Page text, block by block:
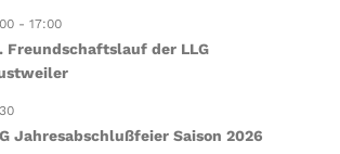
- 17:00
Freundschaftslauf der LLG
Jahresabschlußfeier Saison 2026